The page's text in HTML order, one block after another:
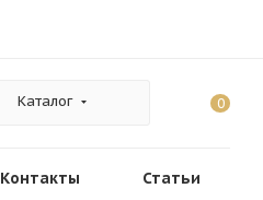
Каталог 0
Контакты Статьи